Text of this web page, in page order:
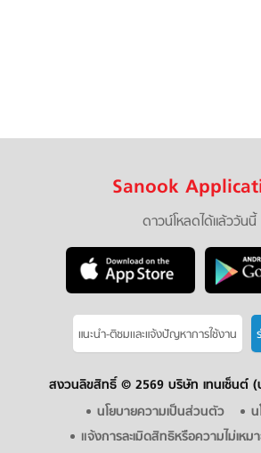
Sanook
ดาวน์โหลดได้แล้ววันนี้
แนะนำ-ติชมเเละแจ้งปัญหาการใช้งาน
สงวนลิขสิทธิ์ © 2569 บริษัท เทนเซ็นต์ (
นโยบายความเป็นส่วนตัว
แจ้งการละเมิดสิทธิหรือความไม่เหม